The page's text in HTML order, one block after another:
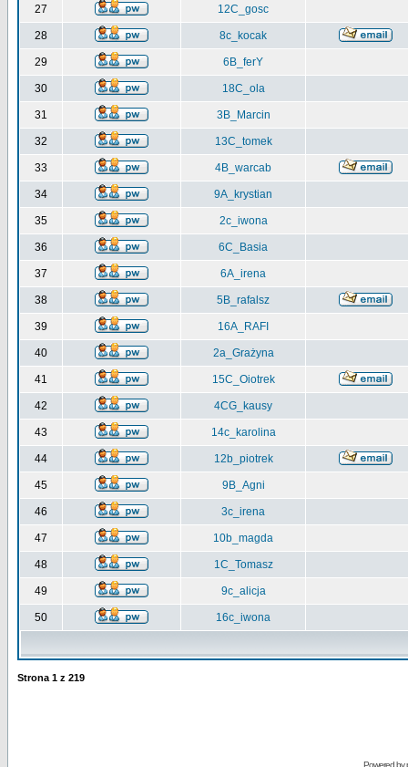
27 12C_gosc
28 8c_kocak
29 6B_ferY
30 18C_ola
31 3B_Marcin
32 13C_tomek
33 4B_warcab
34 9A_krystian
35 2c_iwona
36 6C_Basia
37 6A_irena
38 5B_rafalsz
39 16A_RAFI
40 2a_Grażyna
41 15C_Oiotrek
42 4CG_kausy
43 14c_karolina
44 12b_piotrek
45 9B_Agni
46 3c_irena
47 10b_magda
48 1C_Tomasz
49 9c_alicja
50 16c_iwona
Strona 1 z 219
Powered by